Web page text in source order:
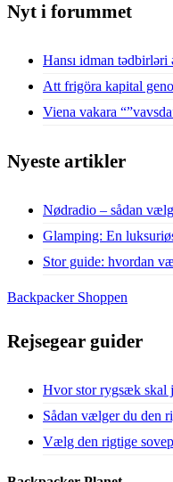
Nyt i forummet
Hansı idman tədbirləri
Att frigöra kapital
Viena vakara
Nyeste artikler
Nødradio – sådan
Glamping: En
Stor guide: hvordan
Backpacker Shoppen
Rejsegear guider
Hvor stor rygsæk skal
Sådan vælger du den
Vælg den rigtige